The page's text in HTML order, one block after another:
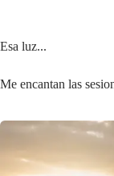
Esa luz...
Me encantan las